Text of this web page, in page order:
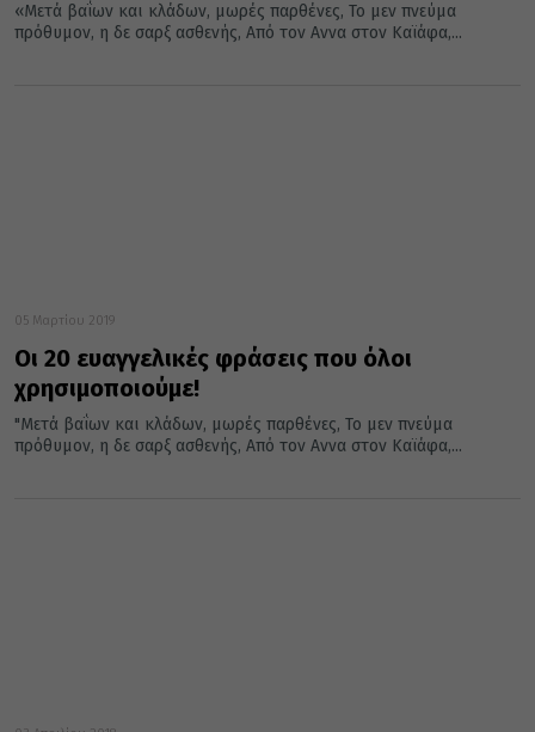
«Μετά βαΐων και κλάδων, μωρές παρθένες, Το μεν πνεύμα
πρόθυμον, η δε σαρξ ασθενής, Από τον Αννα στον Καϊάφα,...
05 Μαρτίου 2019
Οι 20 ευαγγελικές φράσεις που όλοι
χρησιμοποιούμε!
"Μετά βαΐων και κλάδων, μωρές παρθένες, Το μεν πνεύμα
πρόθυμον, η δε σαρξ ασθενής, Από τον Αννα στον Καϊάφα,...